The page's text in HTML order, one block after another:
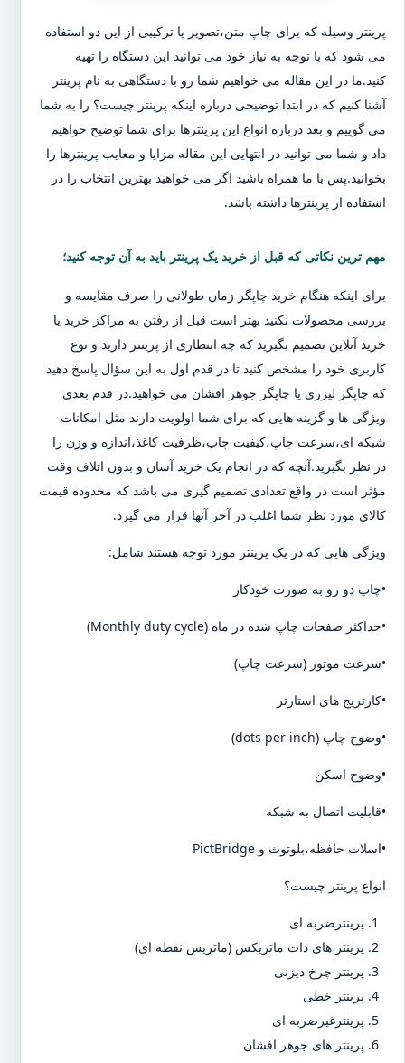
پرینتر وسیله که برای چاپ متن،تصویر یا ترکیبی از این دو استفاده
می شود که با توجه به نیاز خود می توانید این دستگاه را تهیه
کنید.ما در این مقاله می خواهیم شما رو با دستگاهی به نام پرینتر
آشنا کنیم که در ابتدا توضیحی درباره اینکه پرینتر چیست؟ را به شما
می گوییم و بعد درباره انواع این پرینترها برای شما توضیح خواهیم
داد و شما می توانید در انتهایی این مقاله مزایا و معایب پرینترها را
بخوانید.پس با ما همراه باشید اگر می خواهید بهترین انتخاب را در
استفاده از پرینترها داشته باشد.
مهم ترین نکاتی که قبل از خرید یک پرینتر باید به آن توجه کنید؛
برای اینکه هنگام خرید چاپگر زمان طولانی را صرف مقایسه و
بررسی محصولات نکنید بهتر است قبل از رفتن به مراکز خرید یا
خرید آنلاین تصمیم بگیرید که چه انتظاری از پرینتر دارید و نوع
کاربری خود را مشخص کنید تا در قدم اول به این سؤال پاسخ دهید
که چاپگر لیزری یا چاپگر جوهر افشان می خواهید.در قدم بعدی
ویژگی ها و گزینه هایی که برای شما اولویت دارند مثل امکانات
شبکه ای،سرعت چاپ،کیفیت چاپ،ظرفیت کاغذ،اندازه و وزن را
در نظر بگیرید.آنچه که در انجام یک خرید آسان و بدون اتلاف وقت
مؤثر است در واقع تعدادی تصمیم گیری می باشد که محدوده قیمت
کالای مورد نظر شما اغلب در آخر آنها قرار می گیرد.
ویژگی هایی که در یک پرینتر مورد توجه هستند شامل:
•چاپ دو رو به صورت خودکار
•حداکثر صفحات چاپ شده در ماه (Monthly duty cycle)
•سرعت موتور (سرعت چاپ)
•کارتریج های استارتر
•وضوح چاپ (dots per inch)
•وضوح اسکن
•قابلیت اتصال به شبکه
•اسلات حافظه،بلوتوث و PictBridge
انواع پرینتر چیست؟
پرینترضربه ای
پرینتر های دات ماتریکس (ماتریس نقطه ای)
پرینتر چرخ دیزنی
پرینتر خطی
پرینترغیرضربه ای
پرینتر های جوهر افشان